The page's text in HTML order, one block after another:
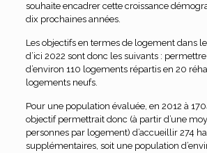
souhaite encadrer cette croissance
dix prochaines années.
Les objectifs en termes de logement dans
d’ici 2022 sont donc les suivants :
d’environ 110 logements répartis en 20
logements neufs.
Pour une population évaluée, en 2012 à
objectif permettrait donc (à partir d’une
personnes par logement) d’accueillir 274
supplémentaires, soit une population